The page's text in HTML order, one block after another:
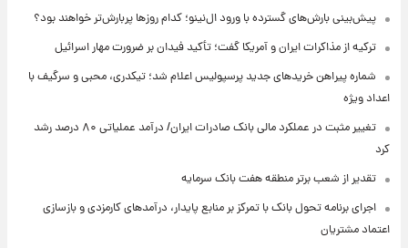
پیش‌بینی بارش‌های گسترده با ورود ال‌نینو؛ کدام روزها پربارش‌تر خواهند بود؟
ترکیه از مذاکرات ایران و آمریکا گفت؛ تأکید فیدان بر ضرورت مهار اسرائیل
شماره پیراهن خریدهای جدید پرسپولیس اعلام شد؛ تیکدری، محبی و سرگیف با
اعداد ویژه
تغییر مثبت در عملکرد مالی بانک صادرات ایران/ درآمد عملیاتی ۸۰ درصد رشد
کرد
تقدیر از شعب برتر منطقه هفت بانک سرمایه
اجرای برنامه تحول بانک با تمرکز بر منابع پایدار، درآمدهای کارمزدی و بازسازی
اعتماد مشتریان